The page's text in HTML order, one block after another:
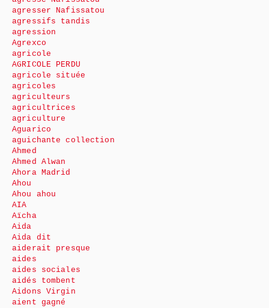
agresser Nafissatou
agressifs tandis
agression
Agrexco
agricole
AGRICOLE PERDU
agricole située
agricoles
agriculteurs
agricultrices
agriculture
Aguarico
aguichante collection
Ahmed
Ahmed Alwan
Ahora Madrid
Ahou
Ahou ahou
AIA
Aïcha
Aida
Aida dit
aiderait presque
aides
aides sociales
aidés tombent
Aidons Virgin
aient gagné